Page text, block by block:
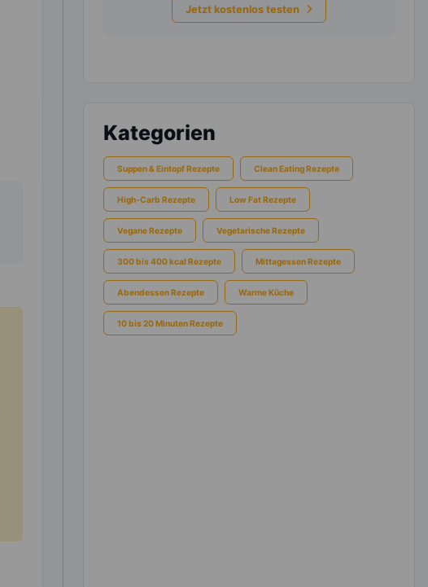
Jetzt kostenlos testen
Kategorien
Suppen & Eintopf Rezepte Clean Eating Rezepte
High-Carb Rezepte Low Fat Rezepte
Vegane Rezepte Vegetarische Rezepte
300 bis 400 kcal Rezepte Mittagessen Rezepte
Abendessen Rezepte Warme Küche
10 bis 20 Minuten Rezepte